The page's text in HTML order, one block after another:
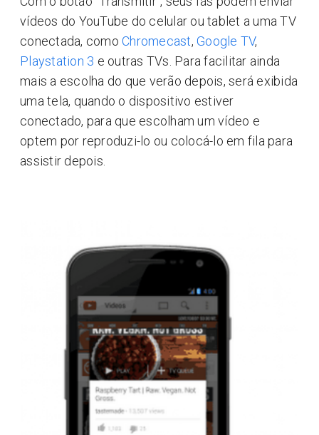
vídeos do YouTube do celular ou tablet a uma TV
conectada, como Chromecast, Google TV,
Playstation 3 e outras TVs. Para facilitar ainda
mais a escolha do que verão depois, será exibida
uma tela, quando o dispositivo estiver
conectado, para que escolham um vídeo e
optem por reproduzi-lo ou colocá-lo em fila para
assistir depois.